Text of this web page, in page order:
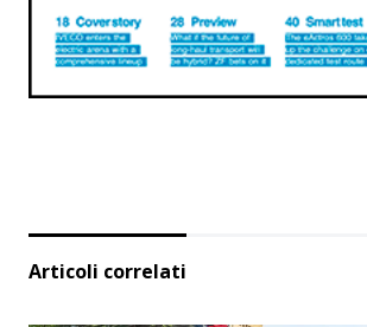
Articoli correlati